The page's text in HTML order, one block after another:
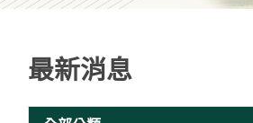
最新消息